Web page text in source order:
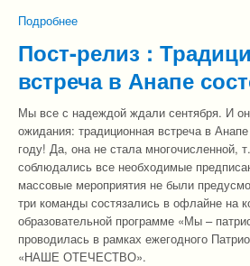
Подробнее
Пост-релиз :
встреча в Анапе
Мы все с надеждой ждали сентября. И
ожидания: традиционная встреча в
году! Да, она не стала многочисленной,
соблюдались все необходимые
массовые мероприятия не были
три команды состязались в офлайне на
образовательной программе «Мы –
проводилась в рамках ежегодного
«НАШЕ ОТЕЧЕСТВО».